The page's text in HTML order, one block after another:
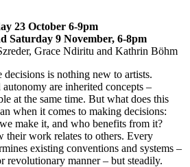
23 October 6-9pm
Saturday 9 November, 6-8pm
Grace Ndiritu and Kathrin Böhm
decisions is nothing new to artists.
are inherited concepts –
at the same time. But what does this
when it comes to making decisions:
make it, and who benefits from it?
their work relates to others. Every
existing conventions and systems –
revolutionary manner – but steadily.